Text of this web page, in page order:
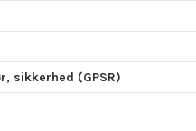
sikkerhed (GPSR)